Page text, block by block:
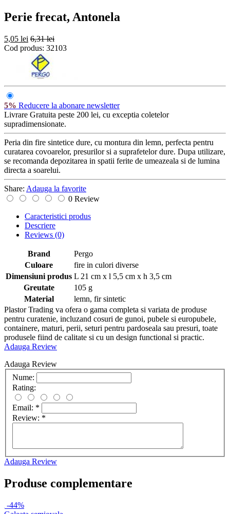
Perie frecat, Antonela
5,05 lei 6,31 lei
Cod produs: 32103
5% Reducere la abonare newsletter
Livrare Gratuita peste 200 lei, cu exceptia coletelor
supradimensionate.
Peria din fire sintetice dure, cu montura din lemn, perfecta pentru
curatarea covoarelor, presurilor si a suprafetelor dure. Dupa utilizare,
se recomanda depozitarea in spatii ferite de umeazeala si de lumina
directa a soarelui.
Share: Adauga la favorite
0 Review
Caracteristici produs
Descriere
Reviews (0)
Brand
Pergo
Culoare
fire in culori diverse
Dimensiuni produs L 21 cm x l 5,5 cm x h 3,5 cm
Greutate
105 g
Material
lemn, fir sintetic
Plastor Trading va ofera o gama completa si variata de produse
pentru curatenie, incluzand cosuri de gunoi, pubele si europubele,
containere, maturi, perii, seturi pentru pardoseala sau presuri, toate
produsele fiind de calitate si cu un design functional si practic.
Adauga Review
Adauga Review
Nume:
Rating:
Email: *
Review: *
Adauga Review
Produse complementare
-44%